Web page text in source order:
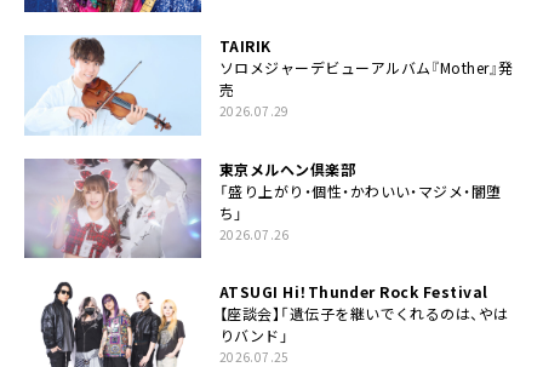
TAIRIK
ソロメジャーデビューアルバム『Mother』発
売
2026.07.29
東京メルヘン倶楽部
「盛り上がり・個性・かわいい・マジメ・闇堕
ち」
2026.07.26
ATSUGI Hi！Thunder Rock Festival
【座談会】「遺伝子を継いでくれるのは、やは
りバンド」
2026.07.25